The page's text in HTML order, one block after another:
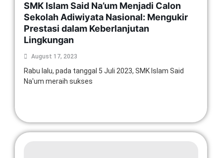
SMK Islam Said Na’um Menjadi Calon
Sekolah Adiwiyata Nasional: Mengukir
Prestasi dalam Keberlanjutan
Lingkungan
August 17, 2023
Rabu lalu, pada tanggal 5 Juli 2023, SMK Islam Said
Na'um meraih sukses